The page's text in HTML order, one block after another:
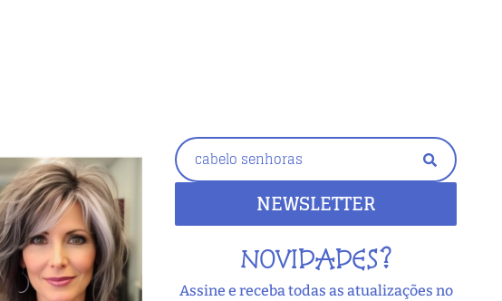
NEWSLETTER
NOVIDADES?
Assine e receba todas as atualizações no